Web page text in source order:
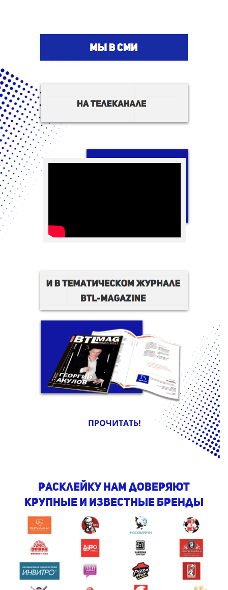
ПРОЧИТАТЬ!
Расклейку нам доверяют
крупные и известные бренды